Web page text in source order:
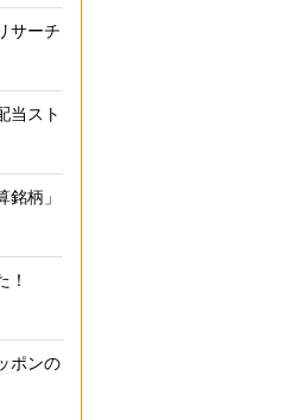
「Meta Quest 2」も値上げ（Getty
サーチ
当スト
柄」
！
ポンの